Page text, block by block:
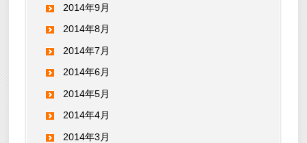
2014年9月
2014年8月
2014年7月
2014年6月
2014年5月
2014年4月
2014年3月